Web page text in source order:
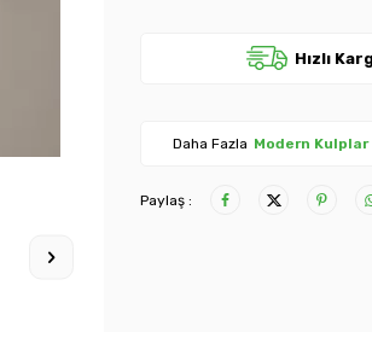
Hızlı
Daha Fazla Modern Kulplar
Paylaş :